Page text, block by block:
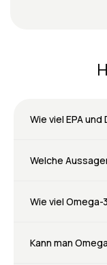
Wie viel EPA
Welche
Wie viel Omega-
Kann man